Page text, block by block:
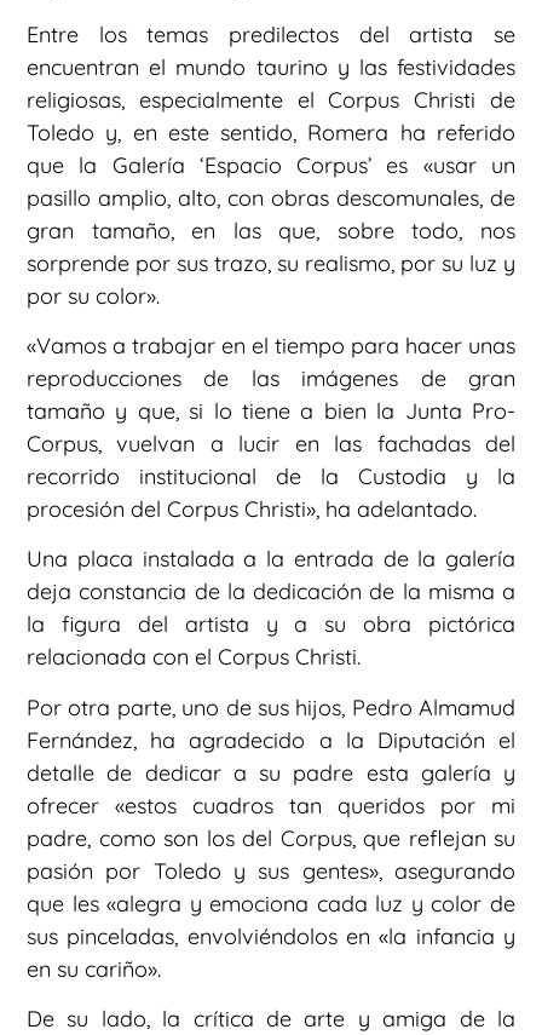
Entre los temas predilectos del artista se
encuentran el mundo taurino y las festividades
religiosas, especialmente el Corpus Christi de
Toledo y, en este sentido, Romera ha referido
que la Galería ‘Espacio Corpus’ es «usar un
pasillo amplio, alto, con obras descomunales, de
gran tamaño, en las que, sobre todo, nos
sorprende por sus trazo, su realismo, por su luz y
por su color».
«Vamos a trabajar en el tiempo para hacer unas
reproducciones de las imágenes de gran
tamaño y que, si lo tiene a bien la Junta Pro-
Corpus, vuelvan a lucir en las fachadas del
recorrido institucional de la Custodia y la
procesión del Corpus Christi», ha adelantado.
Una placa instalada a la entrada de la galería
deja constancia de la dedicación de la misma a
la figura del artista y a su obra pictórica
relacionada con el Corpus Christi.
Por otra parte, uno de sus hijos, Pedro Almamud
Fernández, ha agradecido a la Diputación el
detalle de dedicar a su padre esta galería y
ofrecer «estos cuadros tan queridos por mi
padre, como son los del Corpus, que reflejan su
pasión por Toledo y sus gentes», asegurando
que les «alegra y emociona cada luz y color de
sus pinceladas, envolviéndolos en «la infancia y
en su cariño».
De su lado, la crítica de arte y amiga de la